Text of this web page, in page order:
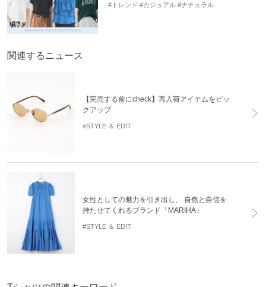
#トレンド #カジュアル #ナチュラル
関連するニュース
【完売する前にcheck】再入荷アイテムをピッ
クアップ
#STYLE ＆ EDIT
女性としての魅力を引き出し、 自然と自信を
持たせてくれるブランド「MARIHA」
#STYLE ＆ EDIT